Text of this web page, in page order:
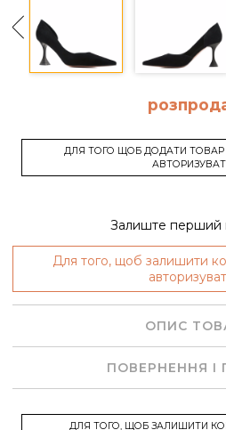
ДЛЯ ТОГО ЩОБ ДОДАТИ ТОВАР
Залиште перший
Для того, щоб залишити
ОПИС
ПОВЕРНЕННЯ І
ДЛЯ ТОГО, ЩОБ ЗАЛИШИТИ